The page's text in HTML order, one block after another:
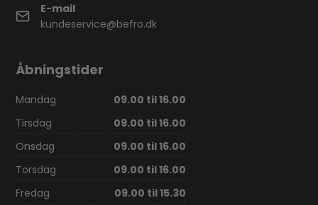
E-mail
kundeservice@befro.dk
Åbningstider
Mandag
09.00 til 16.00
Tirsdag
09.00 til 16.00
Onsdag
09.00 til 16.00
Torsdag
09.00 til 16.00
Fredag
09.00 til 15.30